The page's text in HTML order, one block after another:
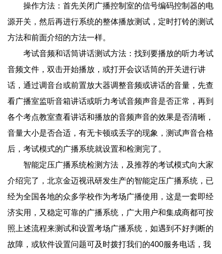
操作方法：首先关闭广播控制室的信号编码控制器的电
源开关，然后再进行系统的整体播放测试，定时打铃的测试
方法和前面介绍的方法一样。
考试音频和话筒讲话测试方法：找到要播放的听力考试
音频文件，双击开始播放，或打开会议话筒的开关进行讲
话，通过调音台或前置放大器调整音频或讲话的音量，先查
看广播室监听音箱讲话或听力考试音频声音是否正常，再到
各个考点教室查看讲话和播放的音频声音的效果是否清晰，
音量大小是否合适，有无卡顿或丢字的现象，测试声音合格
后，考试模式的广播系统就设置和检测完了。
智能定压广播系统检测方法，及推荐的考试模式向大家
介绍完了，北京金迈视讯研发生产的智能定压广播系统，已
经为全国各地的众多学校作为考场广播使用，这是一套即经
济实用，又稳定可靠的广播系统，广大用户和集成商都可按
照上述流程来测试和设置考场广播系统，如遇到不好判断的
故障，或软件设置问题可及时拨打我们的400服务电话，我